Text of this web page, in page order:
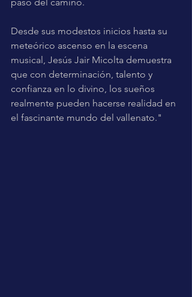
Desde sus modestos inicios hasta su
meteórico ascenso en la escena
musical, Jesús Jair Micolta demuestra
que con determinación, talento y
confianza en lo divino, los sueños
realmente pueden hacerse realidad en
el fascinante mundo del vallenato."